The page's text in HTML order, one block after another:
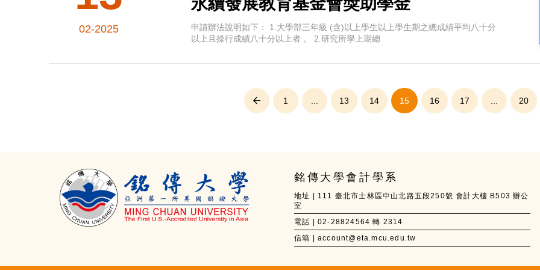
02-2025
申請辦法說明如下： 1.大學部三年級 (含)以上學生以上學生期之總成績平均八十分
以上且操行成績八十分以上者 。 2.研究所學上期總
Prev 1 13 14 15 16 17 20
銘傳大學會計學系
地址 | 111 臺北市士林區中山北路五段250號 會計大樓 B503 辦公
室
電話 | 02-28824564 轉 2314
信箱 | account@eta.mcu.edu.tw